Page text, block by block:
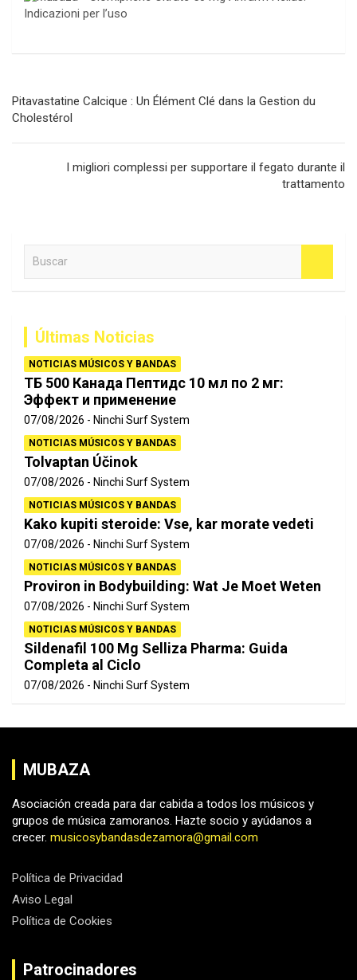
de
entradas
Pitavastatine Calcique : Un Élément Clé dans la Gestion du
Cholestérol
I migliori complessi per supportare il fegato durante il
trattamento
Últimas Noticias
NOTICIAS MÚSICOS Y BANDAS
ТБ 500 Канада Пептидс 10 мл по 2 мг:
Эффект и применение
07/08/2026 Ninchi Surf System
NOTICIAS MÚSICOS Y BANDAS
Tolvaptan Účinok
07/08/2026 Ninchi Surf System
NOTICIAS MÚSICOS Y BANDAS
Kako kupiti steroide: Vse, kar morate vedeti
07/08/2026 Ninchi Surf System
NOTICIAS MÚSICOS Y BANDAS
Proviron in Bodybuilding: Wat Je Moet Weten
07/08/2026 Ninchi Surf System
NOTICIAS MÚSICOS Y BANDAS
Sildenafil 100 Mg Selliza Pharma: Guida
Completa al Ciclo
07/08/2026 Ninchi Surf System
MUBAZA
Asociación creada para dar cabida a todos los músicos y
grupos de música zamoranos. Hazte socio y ayúdanos a
crecer. musicosybandasdezamora@gmail.com
Política de Privacidad
Aviso Legal
Política de Cookies
Patrocinadores